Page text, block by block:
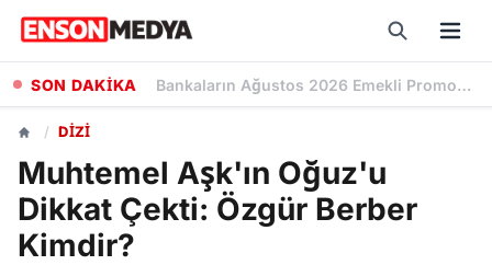
SON DAKİKA Kademeli Emeklilik Teklifi: 1999 Sonrası Sigorta Başlangıcı olanlar Kaç Yaşında Emekli Olacak?
/ DIZI
Muhtemel Aşk'ın Oğuz'u
Dikkat Çekti: Özgür Berber
Kimdir?